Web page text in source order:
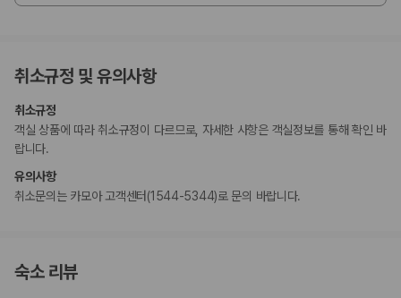
부가 정보
추가 안내사항
기타 선택사항
뷔페아침 식사 요금: 성인 KRW 22000, 어린이 KRW 17000(대략적인
금액)
위 목록에 명시되지 않은 다른 항목이 있을 수 있습니다. 요금 및 보증금은 세전
취소규정 및 유의사항
취소규정
객실 상품에 따라 취소규정이 다르므로, 자세한 사항은 객실정보를 통해 확인 바
랍니다.
유의사항
취소문의는 카모아 고객센터(1544-5344)로 문의 바랍니다.
숙소 리뷰